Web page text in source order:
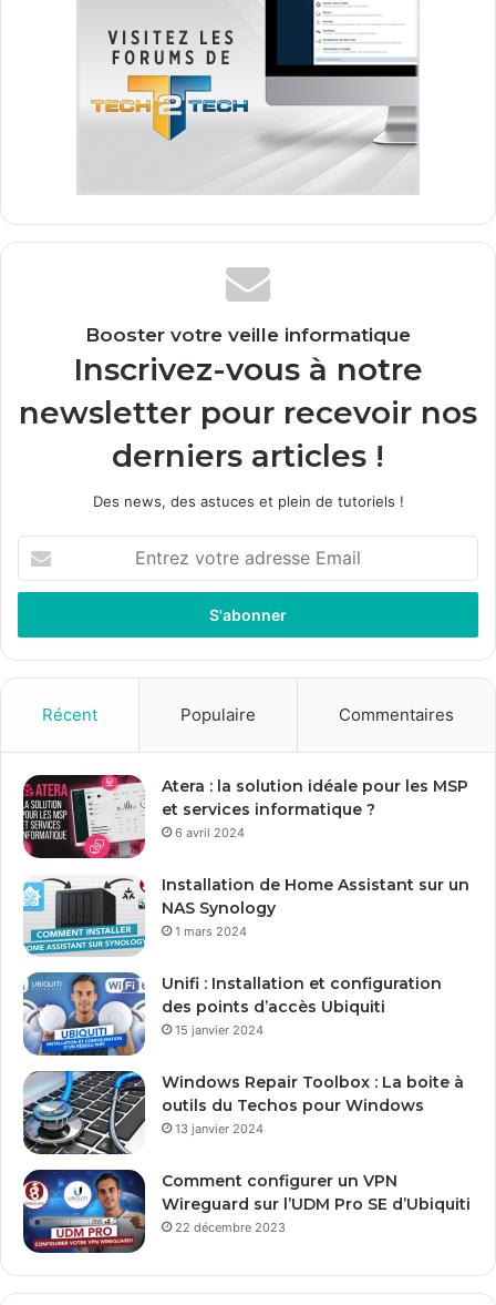
Booster votre veille informatique
Inscrivez-vous à notre
newsletter pour recevoir nos
derniers articles !
Des news, des astuces et plein de tutoriels !
votre
adresse
Récent Populaire Commentaires
Atera : la solution idéale pour les MSP
et services informatique ?
6 avril 2024
Installation de Home Assistant sur un
NAS Synology
1 mars 2024
Unifi : Installation et configuration
des points d’accès Ubiquiti
15 janvier 2024
Windows Repair Toolbox : La boite à
outils du Techos pour Windows
13 janvier 2024
Comment configurer un VPN
Wireguard sur l’UDM Pro SE d’Ubiquiti
22 décembre 2023